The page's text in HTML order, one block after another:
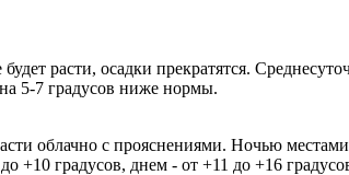
расти, осадки прекратятся.
5-7 градусов ниже нормы.
облачно с прояснениями. Ночью
+10 градусов, днем - от +11 до +16